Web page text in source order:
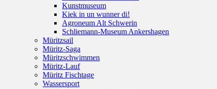
Kunstmuseum
Kiek in un wunner di!
Agroneum Alt Schwerin
Schliemann-Museum Ankershagen
Müritzsail
Müritz-Saga
Müritzschwimmen
Müritz-Lauf
Müritz Fischtage
Wassersport